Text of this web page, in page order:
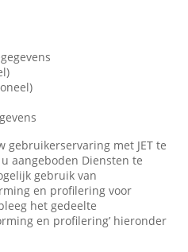
gebruikerservaring met JET te
aangeboden Diensten te
gebruik van
en profilering voor
het gedeelte
en profilering’ hieronder